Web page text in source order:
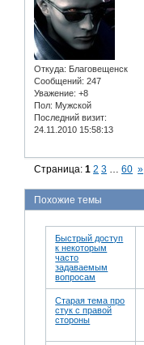
Откуда: Благовещенск
Сообщений: 247
Уважение: +8
Пол: Мужской
Последний визит:
24.11.2010 15:58:13
Страница:1 2 3 … 60 »
Похожие темы
Быстрый доступ
к некоторым
часто
задаваемым
вопросам
Старая тема про
стук с правой
стороны